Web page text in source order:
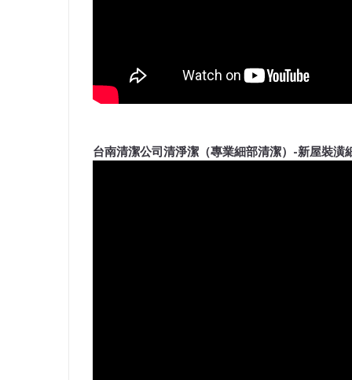
台南清潔公司清淨潔（專業細部清潔）-新屋裝潢